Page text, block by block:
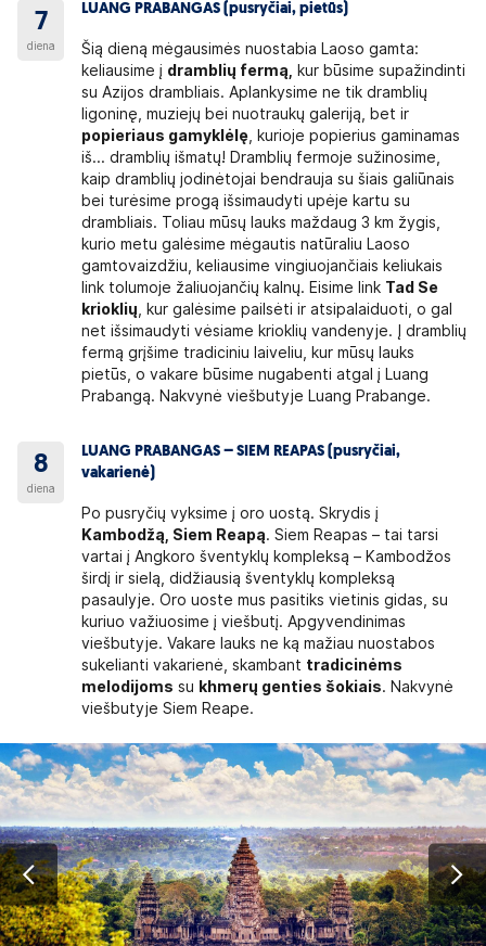
7
diena
LUANG PRABANGAS (pusryčiai, pietūs)
Šią dieną mėgausimės nuostabia Laoso gamta:
keliausime į dramblių fermą,
kur būsime supažindinti
su Azijos drambliais. Aplankysime ne tik dramblių
ligoninę, muziejų bei nuotraukų galeriją, bet ir
popieriaus gamyklėlę , kurioje popierius gaminamas
iš... dramblių išmatų! Dramblių fermoje sužinosime,
kaip dramblių jodinėtojai bendrauja su šiais galiūnais
bei turėsime progą išsimaudyti upėje kartu su
drambliais. Toliau mūsų lauks maždaug 3 km žygis,
kurio metu galėsime mėgautis natūraliu Laoso
gamtovaizdžiu, keliausime vingiuojančiais keliukais
link tolumoje žaliuojančių kalnų. Eisime link Tad Se
krioklių , kur galėsime pailsėti ir atsipalaiduoti, o gal
net išsimaudyti vėsiame krioklių vandenyje. Į dramblių
fermą grįšime tradiciniu laiveliu, kur mūsų lauks
pietūs, o vakare būsime nugabenti atgal į Luang
Prabangą. Nakvynė viešbutyje Luang Prabange.
8
diena
LUANG PRABANGAS – SIEM REAPAS (pusryčiai,
vakarienė)
Po pusryčių vyksime į oro uostą. Skrydis į
Kambodžą, Siem Reapą. Siem Reapas – tai tarsi
vartai į Angkoro šventyklų kompleksą – Kambodžos
širdį ir sielą, didžiausią šventyklų kompleksą
pasaulyje. Oro uoste mus pasitiks vietinis gidas, su
kuriuo važiuosime į viešbutį. Apgyvendinimas
viešbutyje. Vakare lauks ne ką mažiau nuostabos
sukelianti vakarienė, skambant tradicinėms
melodijoms su khmerų genties šokiais. Nakvynė
viešbutyje Siem Reape.